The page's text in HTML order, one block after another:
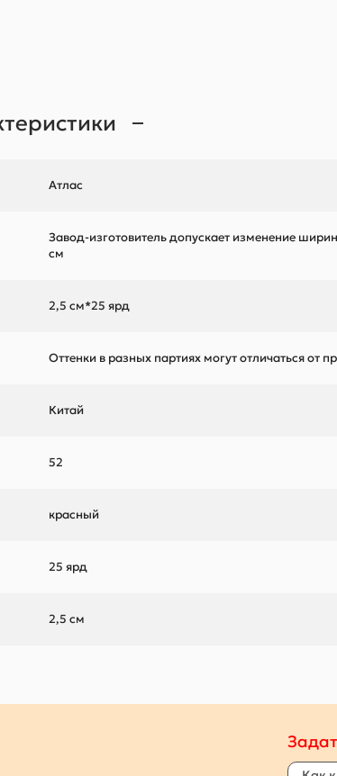
Атлас
Завод-изготовитель допускает изменение
см
2,5 см*25 ярд
Оттенки в разных партиях могут отличаться от
Китай
52
красный
25 ярд
2,5 см